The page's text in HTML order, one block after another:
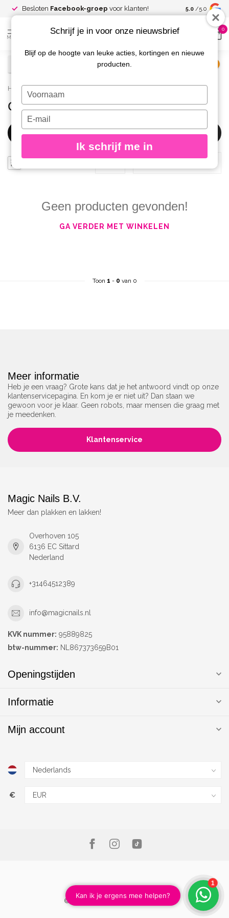
Besloten Facebook-groep voor klanten! Spaar voor
kortingen
5.0 /5.0
MENU
0
Home / Merken / Clarissa
Clarissa
Filters
Geen producten gevonden!
GA VERDER MET WINKELEN
Toon 1 - 0 van 0
Meer informatie
Heb je een vraag? Grote kans dat je het antwoord vindt op onze
klantenservicepagina. En kom je er niet uit? Dan staan we
gewoon voor je klaar. Geen robots, maar mensen die graag met
je meedenken.
Klantenservice
Magic Nails B.V.
Meer dan plakken en lakken!
Overhoven 105
6136 EC Sittard
Nederland
+31464512389
info@magicnails.nl
KVK nummer: 95889825
btw-nummer: NL867373659B01
Openingstijden
Informatie
Mijn account
€
© Copyright 2026 Magic Nails B.V.
Schrijf je in voor onze nieuwsbrief
Blijf op de hoogte van leuke acties, kortingen en nieuwe
producten.
Typ
je
naam
Typ
je
e-
in
Ik schrijf me in